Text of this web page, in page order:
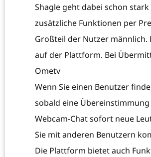
Shagle geht dabei schon
zusätzliche Funktionen per
Großteil der Nutzer männlich.
auf der Plattform. Bei
Ometv
Wenn Sie einen Benutzer
sobald eine
Webcam-Chat sofort neue
Sie mit anderen Benutzern
Die Plattform bietet auch